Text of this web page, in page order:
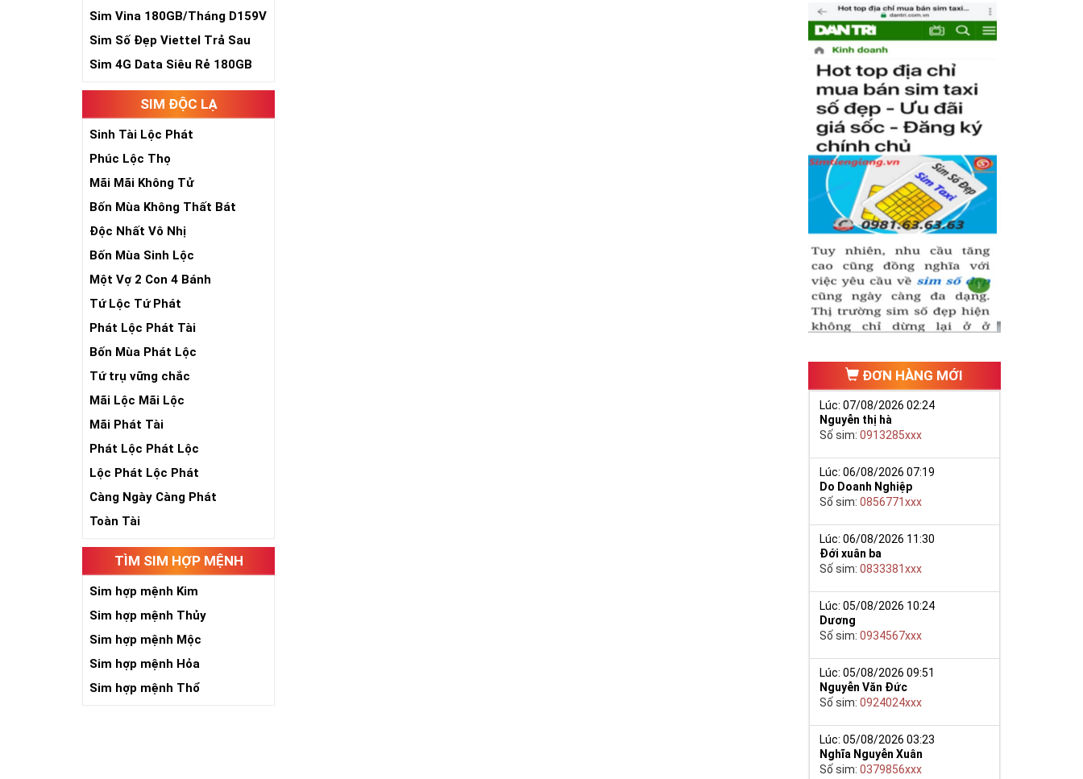
TK159
Sim Vina 180GB/Tháng D159V
Sim Số Đẹp Viettel Trả Sau
Sim 4G Data Siêu Rẻ 180GB
SIM ĐỘC LẠ
Sinh Tài Lộc Phát
Phúc Lộc Thọ
Mãi Mãi Không Tử
Bốn Mùa Không Thất Bát
Độc Nhất Vô Nhị
Bốn Mùa Sinh Lộc
Một Vợ 2 Con 4 Bánh
Tứ Lộc Tứ Phát
Phát Lộc Phát Tài
Bốn Mùa Phát Lộc
Tứ trụ vững chắc
Mãi Lộc Mãi Lộc
Mãi Phát Tài
Phát Lộc Phát Lộc
Lộc Phát Lộc Phát
Càng Ngày Càng Phát
Toàn Tài
TÌM SIM HỢP MỆNH
Sim hợp mệnh Kim
Sim hợp mệnh Thủy
Sim hợp mệnh Mộc
Sim hợp mệnh Hỏa
Sim hợp mệnh Thổ
ĐƠN HÀNG MỚI
Lúc: 07/08/2026 02:24
Nguyễn thị hà
Số sim:0913285xxx
Lúc: 06/08/2026 07:19
Do Doanh Nghiệp
Số sim:0856771xxx
Lúc: 06/08/2026 11:30
Đới xuân ba
Số sim:0833381xxx
Lúc: 05/08/2026 10:24
Dương
Số sim:0934567xxx
Lúc: 05/08/2026 09:51
Nguyễn Văn Đức
Số sim:0924024xxx
Lúc: 05/08/2026 03:23
Nghĩa Nguyễn Xuân
Số sim:0379856xxx